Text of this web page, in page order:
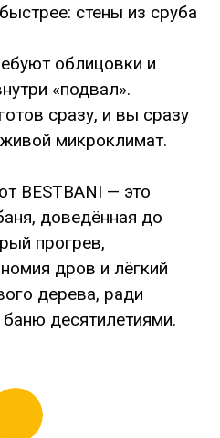
стены из сруба
облицовки и
«подвал».
сразу, и вы сразу
микроклимат.
BESTBANI — это
доведённая до
прогрев,
дров и лёгкий
дерева, ради
десятилетиями.